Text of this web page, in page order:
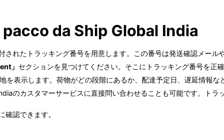
da Ship Global India
れたトラッキング番号を用意します。この番号は発送確認メール
」 セクションを見つけてください。そこにトラッキング番号を正確
を表示します。荷物がどの段階にあるか、配達予定日、遅延情報な
のカスタマーサービスに直接問い合わせることも可能です。トラ
認できます。